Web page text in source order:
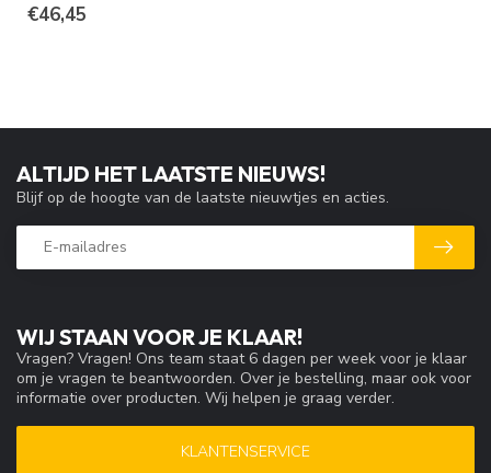
€46,45
WIJ STAAN VOOR JE KLAAR!
Vragen? Vragen! Ons team staat 6 dagen per week voor je klaar
om je vragen te beantwoorden. Over je bestelling, maar ook voor
informatie over producten. Wij helpen je graag verder.
KLANTENSERVICE
ALTIJD HET LAATSTE NIEUWS!
Blijf op de hoogte van de laatste nieuwtjes en acties.